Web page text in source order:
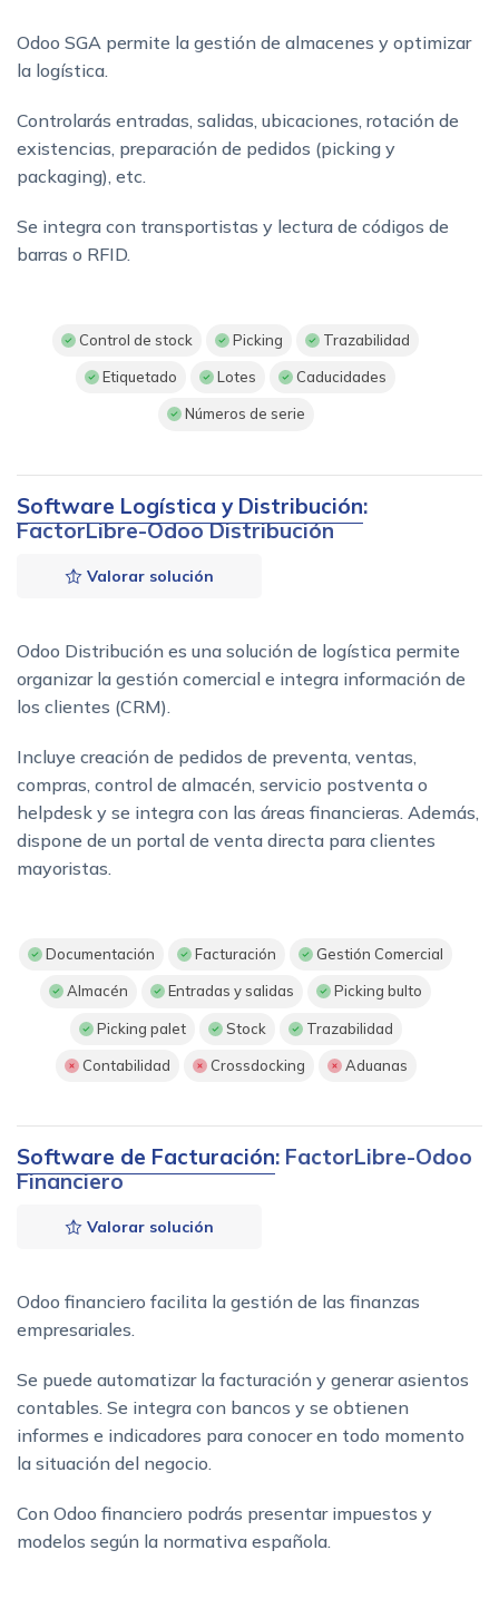
Odoo SGA permite la gestión de almacenes y optimizar
la logística.
Controlarás entradas, salidas, ubicaciones, rotación de
existencias, preparación de pedidos (picking y
packaging), etc.
Se integra con transportistas y lectura de códigos de
barras o RFID.
Control de stock Picking Trazabilidad
Etiquetado Lotes Caducidades
Números de serie
Software Logística y Distribución:
FactorLibre-Odoo Distribución
Valorar solución
Odoo Distribución es una solución de logística permite
organizar la gestión comercial e integra información de
los clientes (CRM).
Incluye creación de pedidos de preventa, ventas,
compras, control de almacén, servicio postventa o
helpdesk y se integra con las áreas financieras. Además,
dispone de un portal de venta directa para clientes
mayoristas.
Documentación Facturación Gestión Comercial
Almacén Entradas y salidas Picking bulto
Picking palet Stock Trazabilidad
Contabilidad Crossdocking Aduanas
Software de Facturación: FactorLibre-Odoo
Financiero
Valorar solución
Odoo financiero facilita la gestión de las finanzas
empresariales.
Se puede automatizar la facturación y generar asientos
contables. Se integra con bancos y se obtienen
informes e indicadores para conocer en todo momento
la situación del negocio.
Con Odoo financiero podrás presentar impuestos y
modelos según la normativa española.